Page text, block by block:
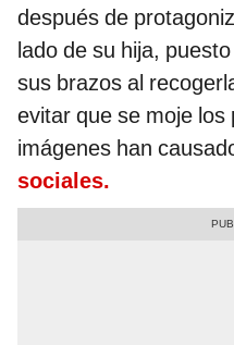
después de
lado de su hija,
sus brazos al
evitar que se moje los
imágenes han
sociales.